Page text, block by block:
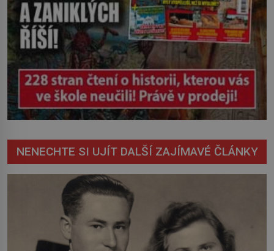
NENECHTE SI UJÍT DALŠÍ ZAJÍMAVÉ ČLÁNKY